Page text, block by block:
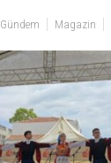
Gündem Magazin